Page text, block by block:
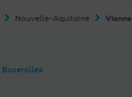
Nouvelle-Aquitaine Vienne
Buxerolles